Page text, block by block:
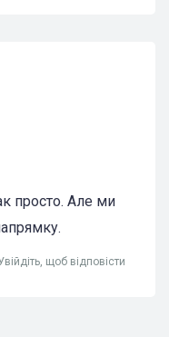
просто. Але ми
щоб відповісти